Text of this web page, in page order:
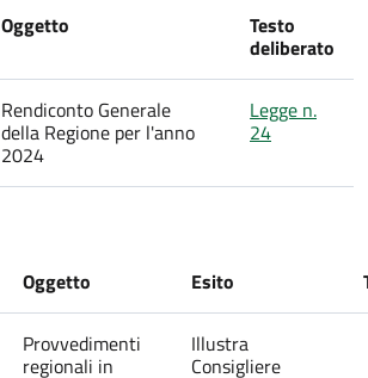
Oggetto Testo
deliberato
Rendiconto Generale
della Regione per l'anno
2024
Legge n.
24
Oggetto Esito
Provvedimenti
regionali in
Illustra
Consigliere